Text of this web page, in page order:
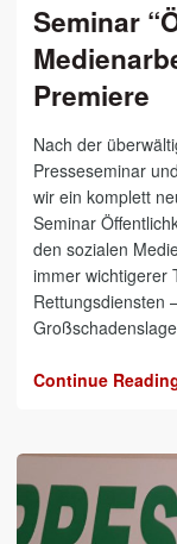
Seminar
Premiere
Nach der
Presseseminar
wir ein komplett
Seminar
den sozialen
immer wichtigerer
Rettungsdiensten
Continue